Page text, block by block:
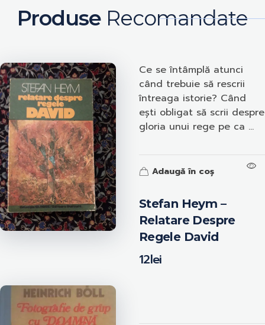
Produse Recomandate
Stefan Heym –
Relatare Despre
Regele David
12lei
Ce se întâmplă atunci
când trebuie să rescrii
întreaga istorie? Când
ești obligat să scrii despre
gloria unui rege pe ca ...
Adaugă în coș